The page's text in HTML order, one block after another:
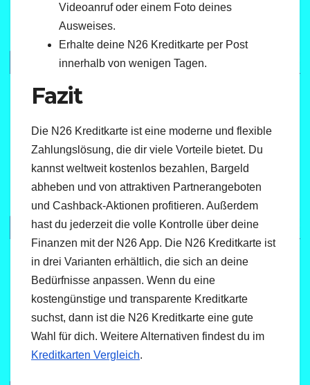
Videoanruf oder einem Foto deines
Ausweises.
Erhalte deine N26 Kreditkarte per Post
innerhalb von wenigen Tagen.
Fazit
Die N26 Kreditkarte ist eine moderne und flexible
Zahlungslösung, die dir viele Vorteile bietet. Du
kannst weltweit kostenlos bezahlen, Bargeld
abheben und von attraktiven Partnerangeboten
und Cashback-Aktionen profitieren. Außerdem
hast du jederzeit die volle Kontrolle über deine
Finanzen mit der N26 App. Die N26 Kreditkarte ist
in drei Varianten erhältlich, die sich an deine
Bedürfnisse anpassen. Wenn du eine
kostengünstige und transparente Kreditkarte
suchst, dann ist die N26 Kreditkarte eine gute
Wahl für dich. Weitere Alternativen findest du im
Kreditkarten Vergleich.